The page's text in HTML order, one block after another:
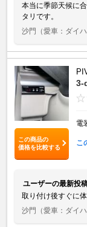
本当に季節天候に
タリです。
沙門 （愛車：ダイ
この商品の
価格を比較する
3-
電
こ
ユーザーの最新投
取り付け後すぐに
沙門 （愛車：ダイ